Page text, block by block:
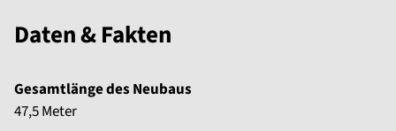
Daten & Fakten
Gesamtlänge des Neubaus
47,5 Meter